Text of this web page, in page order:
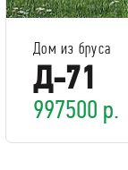
Дом из бруса
Д-71
997500 р.